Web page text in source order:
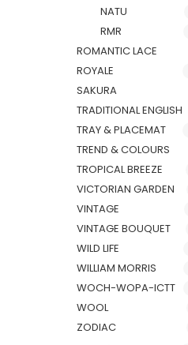
NATU
RMR
ROMANTIC LACE
ROYALE
SAKURA
TRADITIONAL ENGLISH
TRAY & PLACEMAT
TREND & COLOURS
TROPICAL BREEZE
VICTORIAN GARDEN
VINTAGE
VINTAGE BOUQUET
WILD LIFE
WILLIAM MORRIS
WOCH-WOPA-ICTT
WOOL
ZODIAC